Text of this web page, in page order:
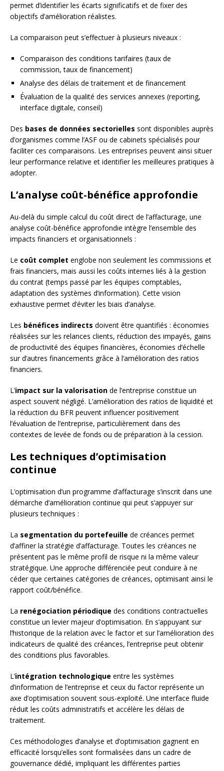
permet d’identifier les écarts significatifs et de fixer des
objectifs d’amélioration réalistes.
La comparaison peut s’effectuer à plusieurs niveaux :
Comparaison des conditions tarifaires (taux de
commission, taux de financement)
Analyse des délais de traitement et de financement
Évaluation de la qualité des services annexes (reporting,
interface digitale, conseil)
Des bases de données sectorielles sont disponibles auprès
d’organismes comme l’ASF ou de cabinets spécialisés pour
faciliter ces comparaisons. Les entreprises peuvent ainsi situer
leur performance relative et identifier les meilleures pratiques à
adopter.
L’analyse coût-bénéfice approfondie
Au-delà du simple calcul du coût direct de l’affacturage, une
analyse coût-bénéfice approfondie intègre l’ensemble des
impacts financiers et organisationnels :
Le coût complet englobe non seulement les commissions et
frais financiers, mais aussi les coûts internes liés à la gestion
du contrat (temps passé par les équipes comptables,
adaptation des systèmes d’information). Cette vision
exhaustive permet d’éviter les biais d’analyse.
Les bénéfices indirects doivent être quantifiés : économies
réalisées sur les relances clients, réduction des impayés, gains
de productivité des équipes financières, économies d’échelle
sur d’autres financements grâce à l’amélioration des ratios
financiers.
L’impact sur la valorisation de l’entreprise constitue un
aspect souvent négligé. L’amélioration des ratios de liquidité et
la réduction du BFR peuvent influencer positivement
l’évaluation de l’entreprise, particulièrement dans des
contextes de levée de fonds ou de préparation à la cession.
Les techniques d’optimisation
continue
L’optimisation d’un programme d’affacturage s’inscrit dans une
démarche d’amélioration continue qui peut s’appuyer sur
plusieurs techniques :
La segmentation du portefeuille de créances permet
d’affiner la stratégie d’affacturage. Toutes les créances ne
présentent pas le même profil de risque ni la même valeur
stratégique. Une approche différenciée peut conduire à ne
céder que certaines catégories de créances, optimisant ainsi le
rapport coût/bénéfice.
La renégociation périodique des conditions contractuelles
constitue un levier majeur d’optimisation. En s’appuyant sur
l’historique de la relation avec le factor et sur l’amélioration des
indicateurs de qualité des créances, l’entreprise peut obtenir
des conditions plus favorables.
L’intégration technologique entre les systèmes
d’information de l’entreprise et ceux du factor représente un
axe d’optimisation souvent sous-exploité. Une interface fluide
réduit les coûts administratifs et accélère les délais de
traitement.
Ces méthodologies d’analyse et d’optimisation gagnent en
efficacité lorsqu’elles sont formalisées dans un cadre de
gouvernance dédié, impliquant les différentes parties